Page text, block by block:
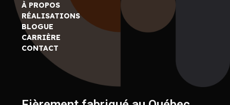
À PROPOS
RÉALISATIONS
BLOGUE
CARRIÈRE
CONTACT